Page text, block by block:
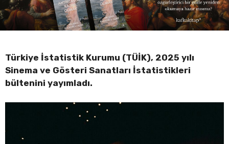
Türkiye İstatistik Kurumu (TÜİK), 2025 yılı
Sinema ve Gösteri Sanatları İstatistikleri
bültenini yayımladı.